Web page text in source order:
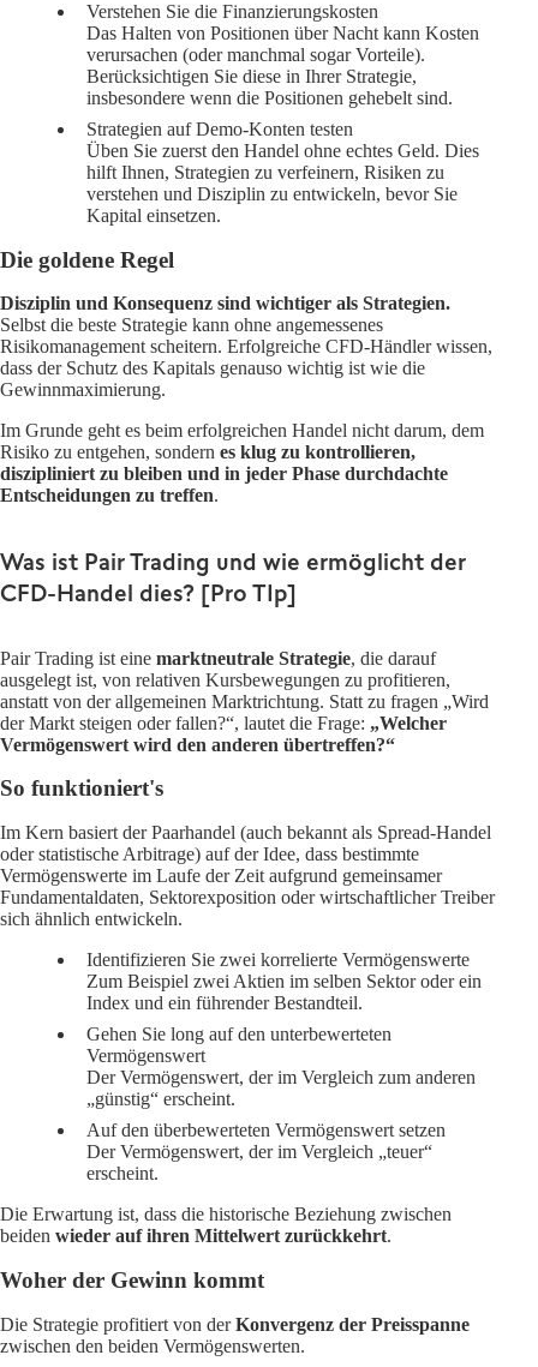
Verstehen Sie die Finanzierungskosten
Das Halten von Positionen über Nacht kann Kosten
verursachen (oder manchmal sogar Vorteile).
Berücksichtigen Sie diese in Ihrer Strategie,
insbesondere wenn die Positionen gehebelt sind.
Strategien auf Demo-Konten testen
Üben Sie zuerst den Handel ohne echtes Geld. Dies
hilft Ihnen, Strategien zu verfeinern, Risiken zu
verstehen und Disziplin zu entwickeln, bevor Sie
Kapital einsetzen.
Die goldene Regel
Disziplin und Konsequenz sind wichtiger als Strategien.
Selbst die beste Strategie kann ohne angemessenes
Risikomanagement scheitern. Erfolgreiche CFD-Händler wissen,
dass der Schutz des Kapitals genauso wichtig ist wie die
Gewinnmaximierung.
Im Grunde geht es beim erfolgreichen Handel nicht darum, dem
Risiko zu entgehen, sondern es klug zu kontrollieren,
diszipliniert zu bleiben und in jeder Phase durchdachte
Entscheidungen zu treffen.
Was ist Pair Trading und wie ermöglicht der
CFD-Handel dies? [Pro TIp]
Pair Trading ist eine marktneutrale Strategie, die darauf
ausgelegt ist, von relativen Kursbewegungen zu profitieren,
anstatt von der allgemeinen Marktrichtung. Statt zu fragen „Wird
der Markt steigen oder fallen?“, lautet die Frage: „Welcher
Vermögenswert wird den anderen übertreffen?“
So funktioniert's
Im Kern basiert der Paarhandel (auch bekannt als Spread-Handel
oder statistische Arbitrage) auf der Idee, dass bestimmte
Vermögenswerte im Laufe der Zeit aufgrund gemeinsamer
Fundamentaldaten, Sektorexposition oder wirtschaftlicher Treiber
sich ähnlich entwickeln.
Identifizieren Sie zwei korrelierte Vermögenswerte
Zum Beispiel zwei Aktien im selben Sektor oder ein
Index und ein führender Bestandteil.
Gehen Sie long auf den unterbewerteten
Vermögenswert
Der Vermögenswert, der im Vergleich zum anderen
„günstig“ erscheint.
Auf den überbewerteten Vermögenswert setzen
Der Vermögenswert, der im Vergleich „teuer“
erscheint.
Die Erwartung ist, dass die historische Beziehung zwischen
beiden wieder auf ihren Mittelwert zurückkehrt.
Woher der Gewinn kommt
Die Strategie profitiert von derKonvergenz der Preisspanne
zwischen den beiden Vermögenswerten.